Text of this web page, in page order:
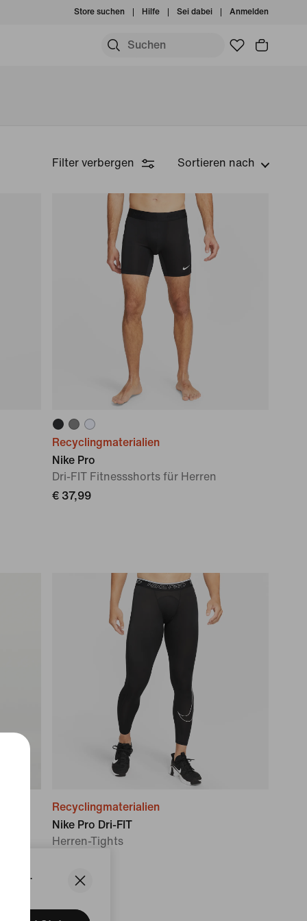
Store suchen Hilfe Sei dabei Anmelden
Filter verbergen Sortieren nach
Recyclingmaterialien
Nike Pro
Dri-FIT Fitnessshorts für Herren
€ 37,99
Recyclingmaterialien
Nike Pro Dri-FIT
Herren-Tights